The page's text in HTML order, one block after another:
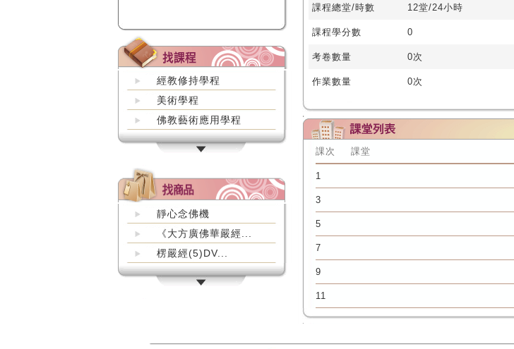
經教修持學程
美術學程
佛教藝術應用學程
靜心念佛機
《大方廣佛華嚴經...
楞嚴經(5)DV...
課程總堂/時數 12堂/24小時
課程學分數 0
考卷數量 0次
作業數量 0次
課次 課堂
1
3
5
7
9
11